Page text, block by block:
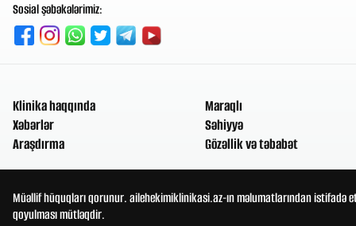
Sosial şəbəkələrimiz:
Klinika haqqında
Xəbərlər
Araşdırma
Maraqlı
Səhiyyə
Gözəllik və təbabət
Müəllif hüquqları qorunur. ailehekimiklinikasi.az-ın məlumatlarından
qoyulması mütləqdir.